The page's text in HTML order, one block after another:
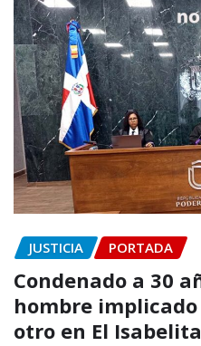
JUSTICIA PORTADA
Condenado a 30
hombre
otro en El